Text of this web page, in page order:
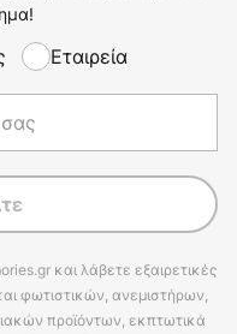
Εταιρεία
και λάβετε εξαιρετικές
φωτιστικών, ανεμιστήρων,
προϊόντων, εκπτωτικά